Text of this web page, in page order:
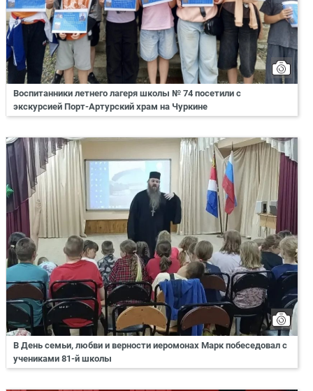
Воспитанники летнего лагеря школы № 74 посетили с
экскурсией Порт-Артурский храм на Чуркине
В День семьи, любви и верности иеромонах Марк побеседовал с
учениками 81-й школы